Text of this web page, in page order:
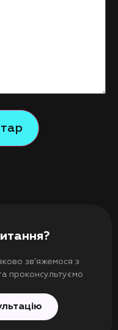
зв’яжемося з
проконсультуємо